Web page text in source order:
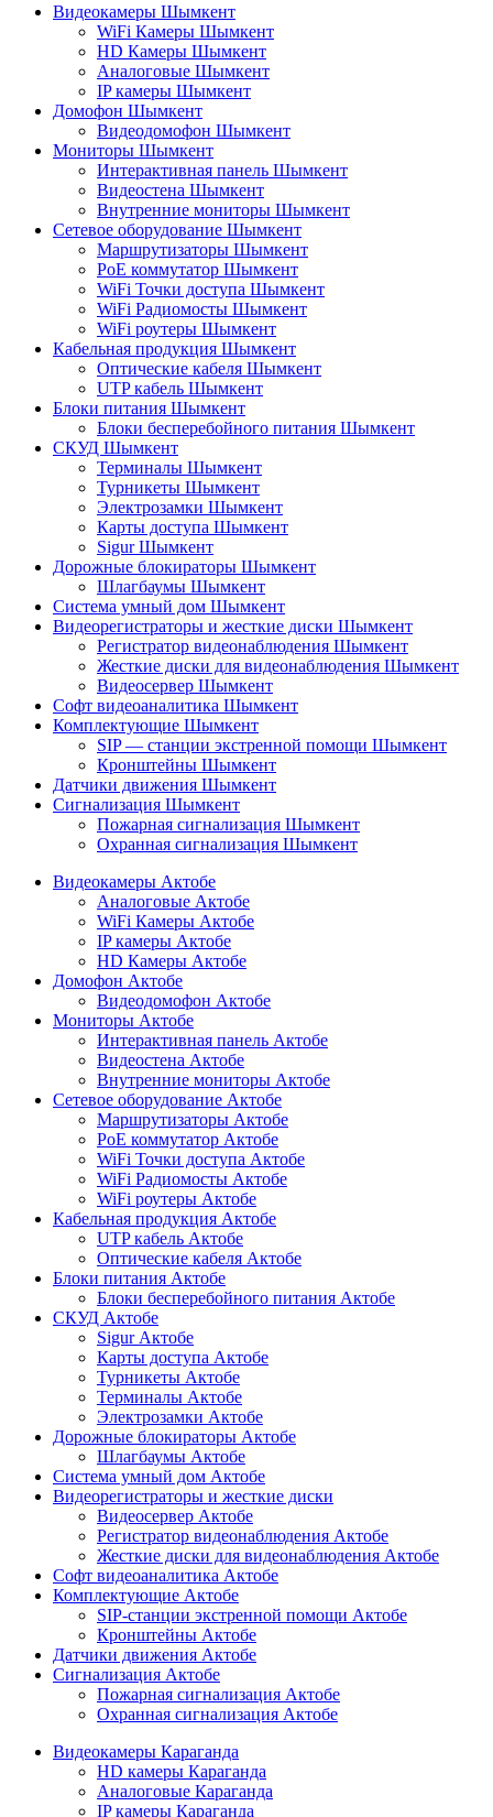
Видеокамеры Шымкент
WiFi Камеры Шымкент
HD Камеры Шымкент
Аналоговые Шымкент
IP камеры Шымкент
Домофон Шымкент
Видеодомофон Шымкент
Мониторы Шымкент
Интерактивная панель Шымкент
Видеостена Шымкент
Внутренние мониторы Шымкент
Сетевое оборудование Шымкент
Маршрутизаторы Шымкент
PoE коммутатор Шымкент
WiFi Точки доступа Шымкент
WiFi Радиомосты Шымкент
WiFi роутеры Шымкент
Кабельная продукция Шымкент
Оптические кабеля Шымкент
UTP кабель Шымкент
Блоки питания Шымкент
Блоки бесперебойного питания Шымкент
СКУД Шымкент
Терминалы Шымкент
Турникеты Шымкент
Электрозамки Шымкент
Карты доступа Шымкент
Sigur Шымкент
Дорожные блокираторы Шымкент
Шлагбаумы Шымкент
Система умный дом Шымкент
Видеорегистраторы и жесткие диски Шымкент
Регистратор видеонаблюдения Шымкент
Жесткие диски для видеонаблюдения Шымкент
Видеосервер Шымкент
Софт видеоаналитика Шымкент
Комплектующие Шымкент
SIP — станции экстренной помощи Шымкент
Кронштейны Шымкент
Датчики движения Шымкент
Сигнализация Шымкент
Пожарная сигнализация Шымкент
Охранная сигнализация Шымкент
Видеокамеры Актобе
Аналоговые Актобе
WiFi Камеры Актобе
IP камеры Актобе
HD Камеры Актобе
Домофон Актобе
Видеодомофон Актобе
Мониторы Актобе
Интерактивная панель Актобе
Видеостена Актобе
Внутренние мониторы Актобе
Сетевое оборудование Актобе
Маршрутизаторы Актобе
PoE коммутатор Актобе
WiFi Точки доступа Актобе
WiFi Радиомосты Актобе
WiFi роутеры Актобе
Кабельная продукция Актобе
UTP кабель Актобе
Оптические кабеля Актобе
Блоки питания Актобе
Блоки бесперебойного питания Актобе
СКУД Актобе
Sigur Актобе
Карты доступа Актобе
Турникеты Актобе
Терминалы Актобе
Электрозамки Актобе
Дорожные блокираторы Актобе
Шлагбаумы Актобе
Система умный дом Актобе
Видеорегистраторы и жесткие диски
Видеосервер Актобе
Регистратор видеонаблюдения Актобе
Жесткие диски для видеонаблюдения Актобе
Софт видеоаналитика Актобе
Комплектующие Актобе
SIP-станции экстренной помощи Актобе
Кронштейны Актобе
Датчики движения Актобе
Сигнализация Актобе
Пожарная сигнализация Актобе
Охранная сигнализация Актобе
Видеокамеры Караганда
HD камеры Караганда
Аналоговые Караганда
IP камеры Караганда